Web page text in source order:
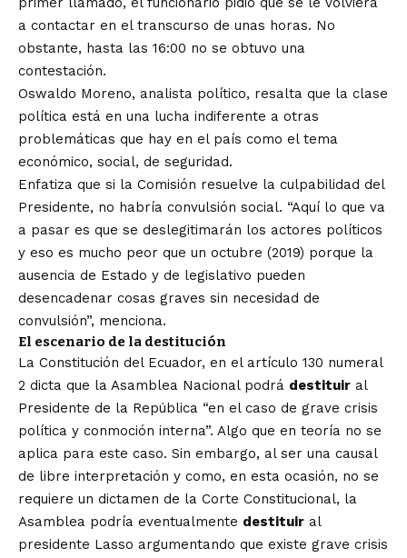
a contactar en el transcurso de unas horas. No
obstante, hasta las 16:00 no se obtuvo una
contestación.
Oswaldo Moreno, analista político, resalta que la clase
política está en una lucha indiferente a otras
problemáticas que hay en el país como el tema
económico, social, de seguridad.
Enfatiza que si la Comisión resuelve la culpabilidad del
Presidente, no habría convulsión social. “Aquí lo que va
a pasar es que se deslegitimarán los actores políticos
y eso es mucho peor que un octubre (2019) porque la
ausencia de Estado y de legislativo pueden
desencadenar cosas graves sin necesidad de
convulsión”, menciona.
El escenario de la destitución
La Constitución del Ecuador, en el artículo 130 numeral
2 dicta que la Asamblea Nacional podrá destituir al
Presidente de la República “en el caso de grave crisis
política y conmoción interna”. Algo que en teoría no se
aplica para este caso. Sin embargo, al ser una causal
de libre interpretación y como, en esta ocasión, no se
requiere un dictamen de la Corte Constitucional, la
Asamblea podría eventualmente destituir al
presidente Lasso argumentando que existe grave crisis